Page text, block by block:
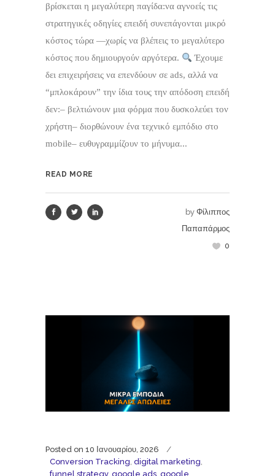
βρίσκεται η μεγαλύτερη παγίδα:να αγνοείς τις
στρατηγικές οδηγίες επειδή συνεπάγονται μικρό
κόστος τώρα —χωρίς να βλέπεις το μεγαλύτερο
κόστος που δημιουργούν αργότερα.
Έχουμε
δει επιχειρήσεις να επενδύουν σε ads, αλλά να
“μπλοκάρουν” την ίδια τους την απόδοση επειδή
δεν:– βελτιώνουν μια φόρμα που δυσκολεύει τον
χρήστη– διορθώνουν ένα τεχνικό εμπόδιο στο
mobile– ευθυγραμμίζουν το μήνυμα...
READ MORE
by Φίλιππος
Παπαπάρμος
0
Posted on 10 Ιανουαρίου, 2026
Conversion Tracking, digital marketing,
funnel strategy, google ads google